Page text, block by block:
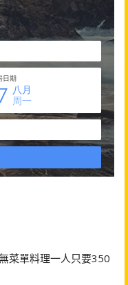
菜單料理一人只要350